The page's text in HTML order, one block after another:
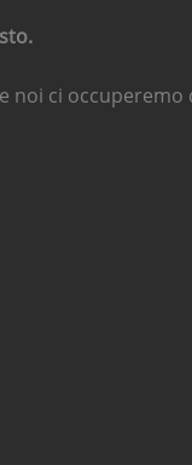
noi ci occuperemo